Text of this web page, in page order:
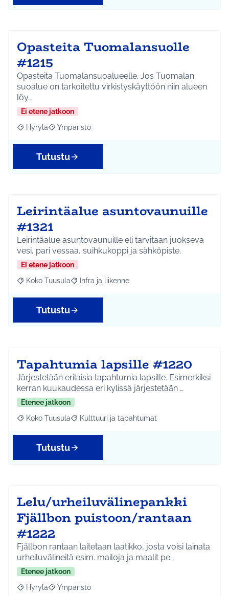
Opasteita Tuomalansuolle
#1215
Opasteita Tuomalansuoalueelle. Jos Tuomalan
suoalue on tarkoitettu virkistyskäyttöön niin alueen
löy…
Ei etene jatkoon
Rajaa tulokset aihepiirin mukaan: Hyrylä
Hyrylä Rajaa tulokset teeman mukaan: Ympäristö
Ympäristö
Tutustu
Leirintäalue asuntovaunuille
#1321
Leirintäalue asuntovaunuille eli tarvitaan juokseva
vesi, pari vessaa, suihkukoppi ja sähköpiste.
Ei etene jatkoon
Rajaa tulokset aihepiirin mukaan: Koko Tuusula
Koko Tuusula Rajaa tulokset teeman mukaan: Infra ja liikenne
Infra ja liikenne
Tutustu
Tapahtumia lapsille #1220
Järjestetään erilaisia tapahtumia lapsille. Esimerkiksi
kerran kuukaudessa eri kylissä järjestetään …
Etenee jatkoon
Rajaa tulokset aihepiirin mukaan: Koko Tuusula
Koko Tuusula Rajaa tulokset teeman mukaan: Kulttuuri ja
Kulttuuri ja tapahtumat
Tutustu
Lelu/urheiluvälinepankki
Fjällbon puistoon/rantaan
#1222
Fjällbon rantaan laitetaan laatikko, josta voisi lainata
urheiluvälineitä esim. mailoja ja maalit pe…
Etenee jatkoon
Rajaa tulokset aihepiirin mukaan: Hyrylä
Hyrylä Rajaa tulokset teeman mukaan: Ympäristö
Ympäristö